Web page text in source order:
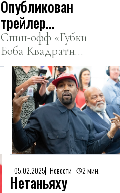
Опубликован
трейлер
мультфильма
«Планктон»
про врага Губки
Боба
Спин-офф «Губки
Боба Квадратные
Штаны»
расскажет
историю
взаимоотношений
Планктона и его
жены.
05.02.2025 Новости 2 мин.
Нетаньяху